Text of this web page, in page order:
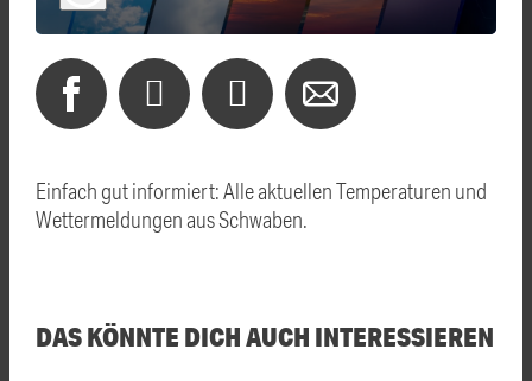
Einfach gut informiert: Alle aktuellen Temperaturen und
Wettermeldungen aus Schwaben.
DAS KÖNNTE DICH AUCH INTERESSIEREN